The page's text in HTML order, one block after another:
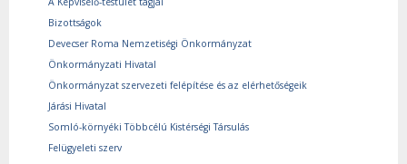
Bizottságok
Devecser Roma Nemzetiségi Önkormányzat
Önkormányzati Hivatal
Önkormányzat szervezeti felépítése és az elérhetőségeik
Járási Hivatal
Somló-környéki Többcélú Kistérségi Társulás
Felügyeleti szerv